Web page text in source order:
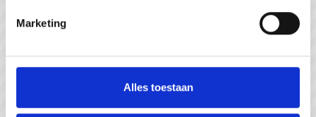
Marketing
Alles toestaan
#gastvrijzeeuwsvlaanderen
#WeZienJeHierGraag